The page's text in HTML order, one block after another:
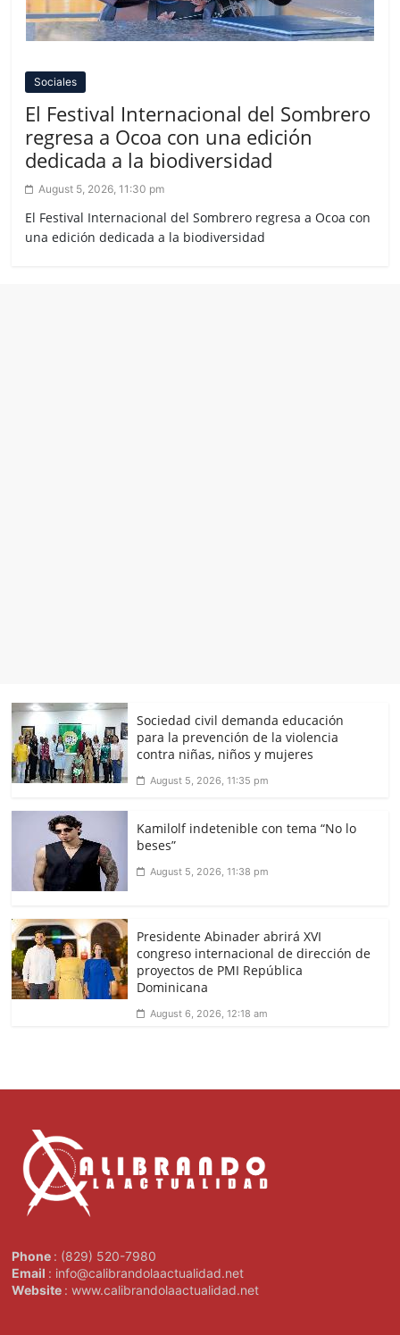
Sociales
El Festival Internacional del Sombrero
regresa a Ocoa con una edición
dedicada a la biodiversidad
August 5, 2026, 11:30 pm
El Festival Internacional del Sombrero regresa a Ocoa con
una edición dedicada a la biodiversidad
Sociedad civil demanda educación
para la prevención de la violencia
contra niñas, niños y mujeres
August 5, 2026, 11:35 pm
Kamilolf indetenible con tema “No lo
beses”
August 5, 2026, 11:38 pm
Presidente Abinader abrirá XVI
congreso internacional de dirección de
proyectos de PMI República
Dominicana
August 6, 2026, 12:18 am
Phone : (829) 520-7980
Email : info@calibrandolaactualidad.net
Website : www.calibrandolaactualidad.net